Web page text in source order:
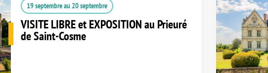
19 septembreau 20 septembre
VISITE LIBRE et EXPOSITION au Prieuré
de Saint-Cosme